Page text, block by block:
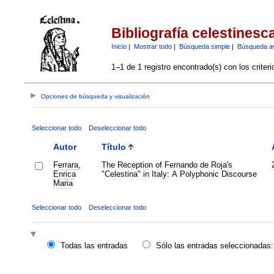
Bibliografía
Inicio| Mostrar todo| Búsqueda simple| Búsqueda
1–1 de 1 registro encontrado(s) con los
Opciones de búsqueda y visualización
Seleccionar todo Deseleccionar todo
Autor Título
Ferrara,
Enrica
Maria
The Reception of Fernando de Roja's
"Celestina" in Italy: A Polyphonic Discourse
Seleccionar todo Deseleccionar todo
Todas las entradas
Sólo las entradas seleccionadas: